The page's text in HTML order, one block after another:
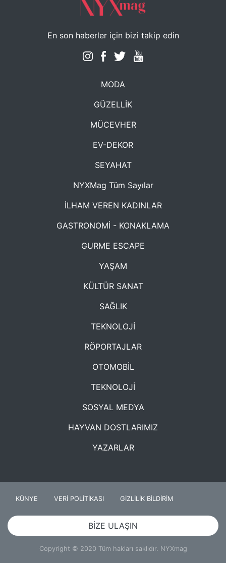
En son haberler için bizi takip edin
MODA
GÜZELLİK
MÜCEVHER
EV-DEKOR
SEYAHAT
NYXMag Tüm Sayılar
İLHAM VEREN KADINLAR
GASTRONOMİ - KONAKLAMA
GURME ESCAPE
YAŞAM
KÜLTÜR SANAT
SAĞLIK
TEKNOLOJİ
RÖPORTAJLAR
OTOMOBİL
TEKNOLOJİ
SOSYAL MEDYA
HAYVAN DOSTLARIMIZ
YAZARLAR
KÜNYE VERİ POLİTİKASI GİZLİLİK BİLDİRİM
BİZE ULAŞIN
Copyright © 2020 Tüm hakları saklıdır. NYXmag